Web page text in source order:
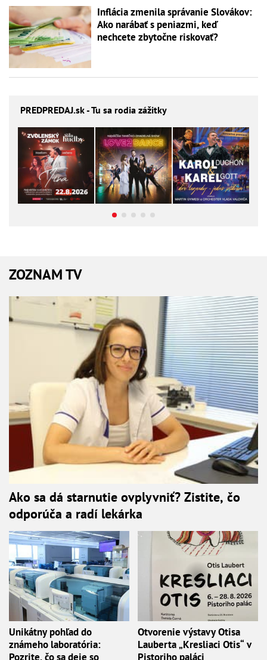
Inflácia zmenila správanie Slovákov:
Ako narábať s peniazmi, keď
nechcete zbytočne riskovať?
PREDPREDAJ.sk - Tu sa rodia zážitky
ZOZNAM TV
Ako sa dá starnutie ovplyvniť? Zistite, čo
odporúča a radí lekárka
Unikátny pohľad do
známeho laboratória:
Pozrite, čo sa deje so
Otvorenie výstavy Otisa
Lauberta „Kresliaci Otis“ v
Pistoriho paláci